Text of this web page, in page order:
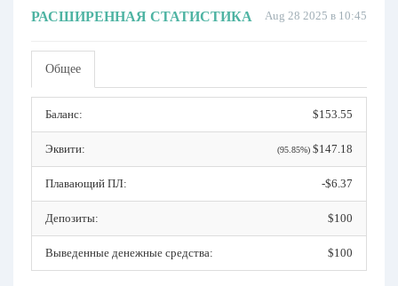
Aug 28 2025 в 10:45
РАСШИРЕННАЯ СТАТИСТИКА
Общее
Баланс: $153.55
Эквити: (95.85%) $147.18
Плавающий ПЛ: -$6.37
Депозиты: $100
Выведенные денежные средства: $100